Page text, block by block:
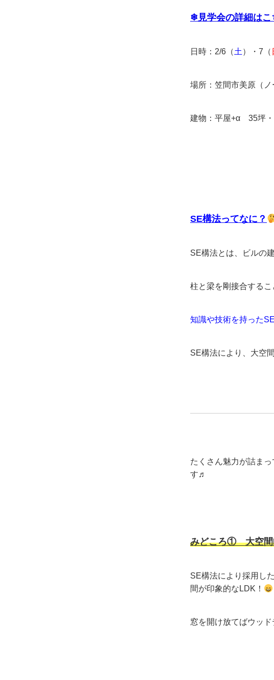
❄見学会の詳細はこ
日時：2/6（土 ）・7（
場所：笠間市美原（
建物：平屋+α 35坪
SE構法ってなに？
SE構法とは、ビルの
柱と梁を剛接合するこ
知識や技術を持った
SE構法により、大空
たくさん魅力が詰ま
す♬
みどころ① 大空間
SE構法により採用し
間が印象的なLDK！
窓を開け放てばウッ